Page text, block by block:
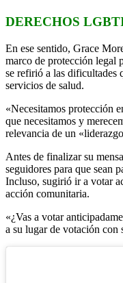
DERECHOS
En ese sentido, Grace
marco de protección legal
se refirió a las dificultades
servicios de salud.
«Necesitamos protección
que necesitamos y
relevancia de un
Antes de finalizar su
seguidores para que sean
Incluso, sugirió ir a votar
acción comunitaria.
«¿Vas a votar
a su lugar de votación con